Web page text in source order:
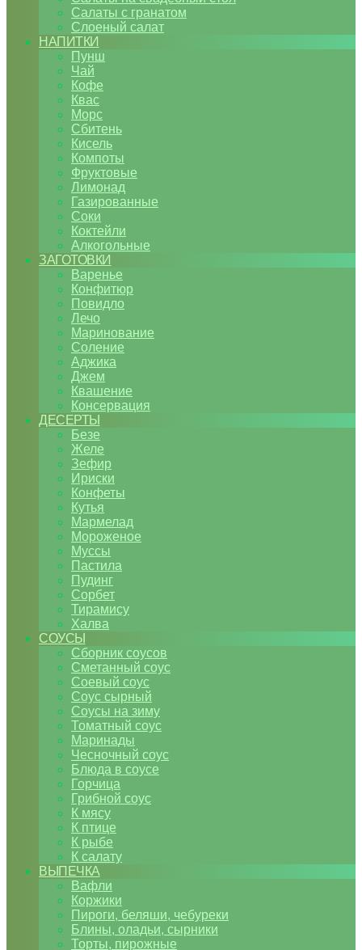
Салаты с гранатом
Слоеный салат
НАПИТКИ
Пунш
Чай
Кофе
Квас
Морс
Сбитень
Кисель
Компоты
Фруктовые
Лимонад
Газированные
Соки
Коктейли
Алкогольные
ЗАГОТОВКИ
Варенье
Конфитюр
Повидло
Лечо
Маринование
Соление
Аджика
Джем
Квашение
Консервация
ДЕСЕРТЫ
Безе
Желе
Зефир
Ириски
Конфеты
Кутья
Мармелад
Мороженое
Муссы
Пастила
Пудинг
Сорбет
Тирамису
Халва
СОУСЫ
Сборник соусов
Сметанный соус
Соевый соус
Соус сырный
Соусы на зиму
Томатный соус
Маринады
Чесночный соус
Блюда в соусе
Горчица
Грибной соус
К мясу
К птице
К рыбе
К салату
ВЫПЕЧКА
Вафли
Коржики
Пироги, беляши, чебуреки
Блины, оладьи, сырники
Торты, пирожные